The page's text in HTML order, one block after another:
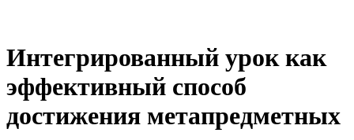
Интегрированный урок как
эффективный способ
достижения метапредметных